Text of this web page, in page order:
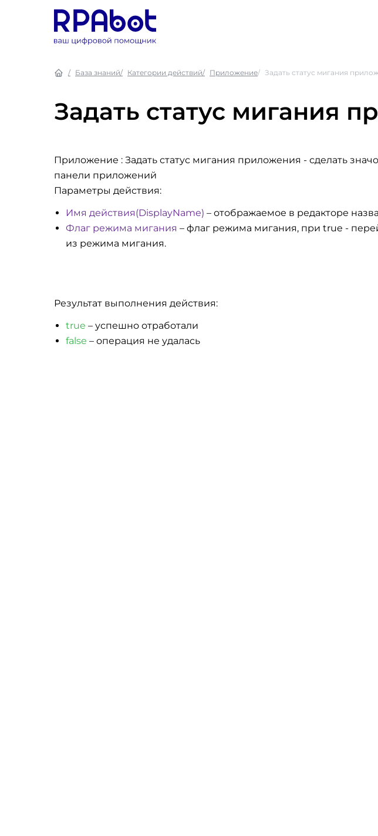
База знаний Категории действий Приложение Задать статус мигания
Задать статус мигания
Приложение : Задать статус мигания приложения - сделать
панели приложений
Параметры действия:
Имя действия(DisplayName) – отображаемое в редакторе
Флаг режима мигания – флаг режима мигания, при true -
из режима мигания.
Результат выполнения действия:
true – успешно отработали
false – операция не удалась